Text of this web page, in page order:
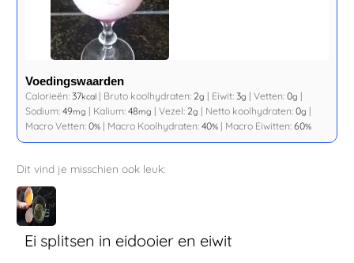
Voedingswaarden
Calorieën:37kcal | Bruto koolhydraten: 2g | Eiwit:3g |Vetten:0g |
Sodium:49mg | Kalium:48mg |Vezel: 2g | Netto koolhydraten:0g |
Macro Vetten:0% | Macro Koolhydraten:40% | Macro Eiwitten:60%
Dit vind je misschien ook leuk:
Ei splitsen in eidooier en eiwit